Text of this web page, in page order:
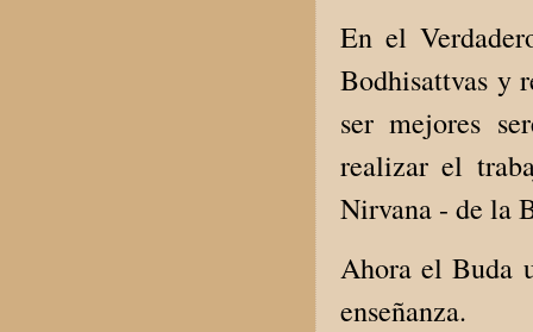
En el
Bodhisattvas y
ser mejores
realizar el
Nirvana - de la
Ahora el Buda
enseñanza.